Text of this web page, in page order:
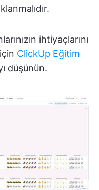
ihtiyaçlarını
ClickUp Eğitim
düşünün.